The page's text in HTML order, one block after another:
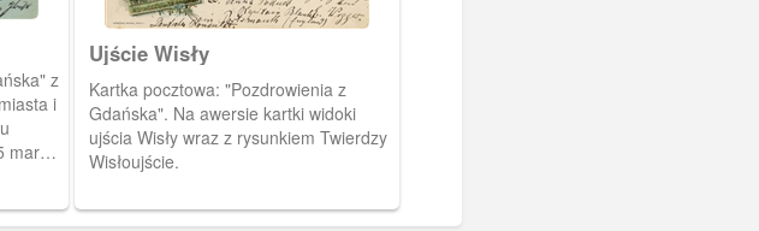
z
i
marca
Ujście Wisły
Kartka pocztowa: "Pozdrowienia z
Gdańska". Na awersie kartki widoki
ujścia Wisły wraz z rysunkiem Twierdzy
Wisłoujście.